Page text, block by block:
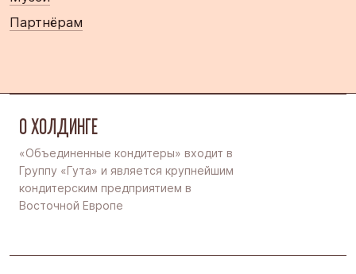
Партнёрам
О ХОЛДИНГЕ
«Объединенные кондитеры» входит в
Группу «Гута» и является крупнейшим
кондитерским предприятием в
Восточной Европе